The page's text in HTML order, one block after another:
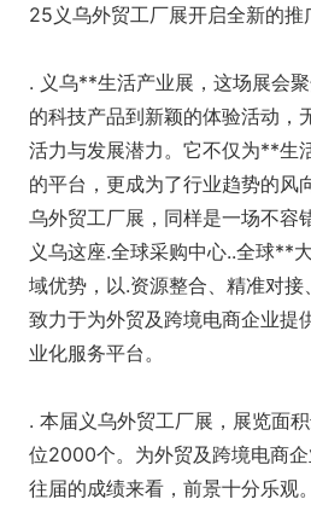
25义乌外贸工厂展开启全新的推
. 义乌**生活产业展，这场展会
的科技产品到新颖的体验活动，
活力与发展潜力。它不仅为**生
的平台，更成为了行业趋势的风
乌外贸工厂展，同样是一场不容
义乌这座.全球采购中心..全球**
域优势，以.资源整合、精准对接
致力于为外贸及跨境电商企业提
业化服务平台。
. 本届义乌外贸工厂展，展览面
位2000个。为外贸及跨境电商
往届的成绩来看，前景十分乐观